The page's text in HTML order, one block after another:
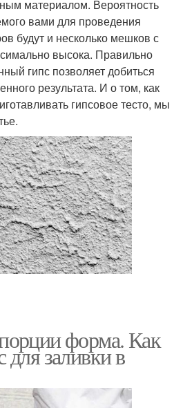
материалом. Вероятность
вами для проведения
будут и несколько мешков с
высока. Правильно
гипс позволяет добиться
результата. И о том, как
гипсовое тесто, мы
форма. Как
для заливки в